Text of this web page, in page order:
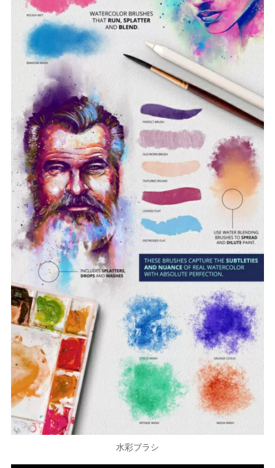
水彩ブラシ